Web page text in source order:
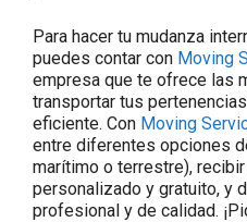
Para hacer tu mudanza
puedes contar con Moving
empresa que te ofrece las
transportar tus
eficiente. Con Moving
entre diferentes opciones
marítimo o terrestre),
personalizado y gratuito, y
profesional y de calidad.